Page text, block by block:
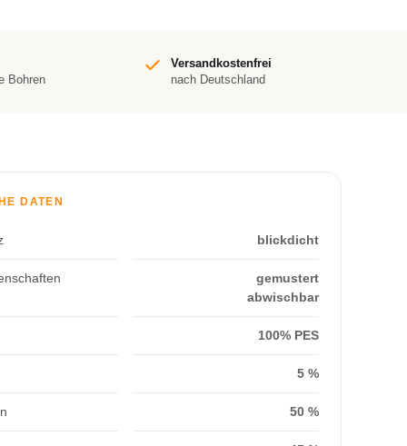
Bohren
Versandkostenfrei
nach Deutschland
DATEN
blickdicht
gemustert
abwischbar
100% PES
5 %
50 %